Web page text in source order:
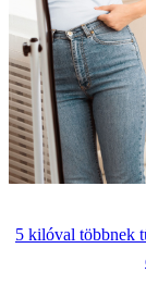
5 kilóval többnek